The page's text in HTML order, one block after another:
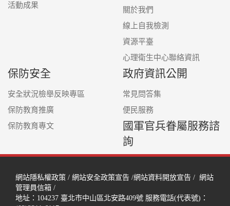
活動成果
關於我們
線上自我檢測
資源平臺
心理衛生中心聯絡資訊
保防安全
安全狀況檢舉反映專區
保防教育推廣
保防教育專文
政府資訊公開
常見問答集
便民服務
國軍官兵眷屬服務諮
詢
網站隱私權政策 / 網站安全政策宣告 /網站資料開放宣告 / 網站
管理員信箱 /
地址：104237 臺北市中山區北安路409號 服務電話(代表號)：